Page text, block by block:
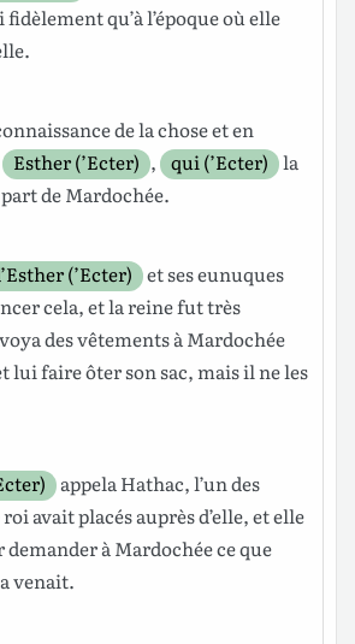
fidèlement qu’à l’époque où elle
.
de lachoseet en
Esther (’Ecter) , qui (’Ecter) la
partdeMardochée.
(’Ecter) et seseunuques
cela, et lareinefuttrès
desvêtementsàMardochée
lui faireôtersonsac, mais il ne les
appelaHathac, l’un des
roiavaitplacésauprèsd’elle, et elle
demanderàMardochéece que
venait.